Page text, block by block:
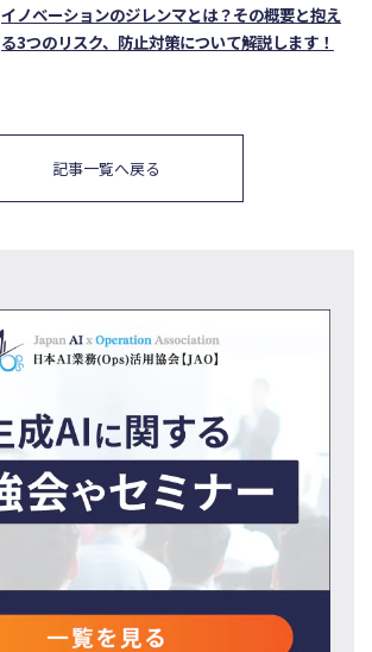
イノベーションのジレンマとは？その概要と抱え
る3つのリスク、防止対策について解説します！
記事一覧へ戻る